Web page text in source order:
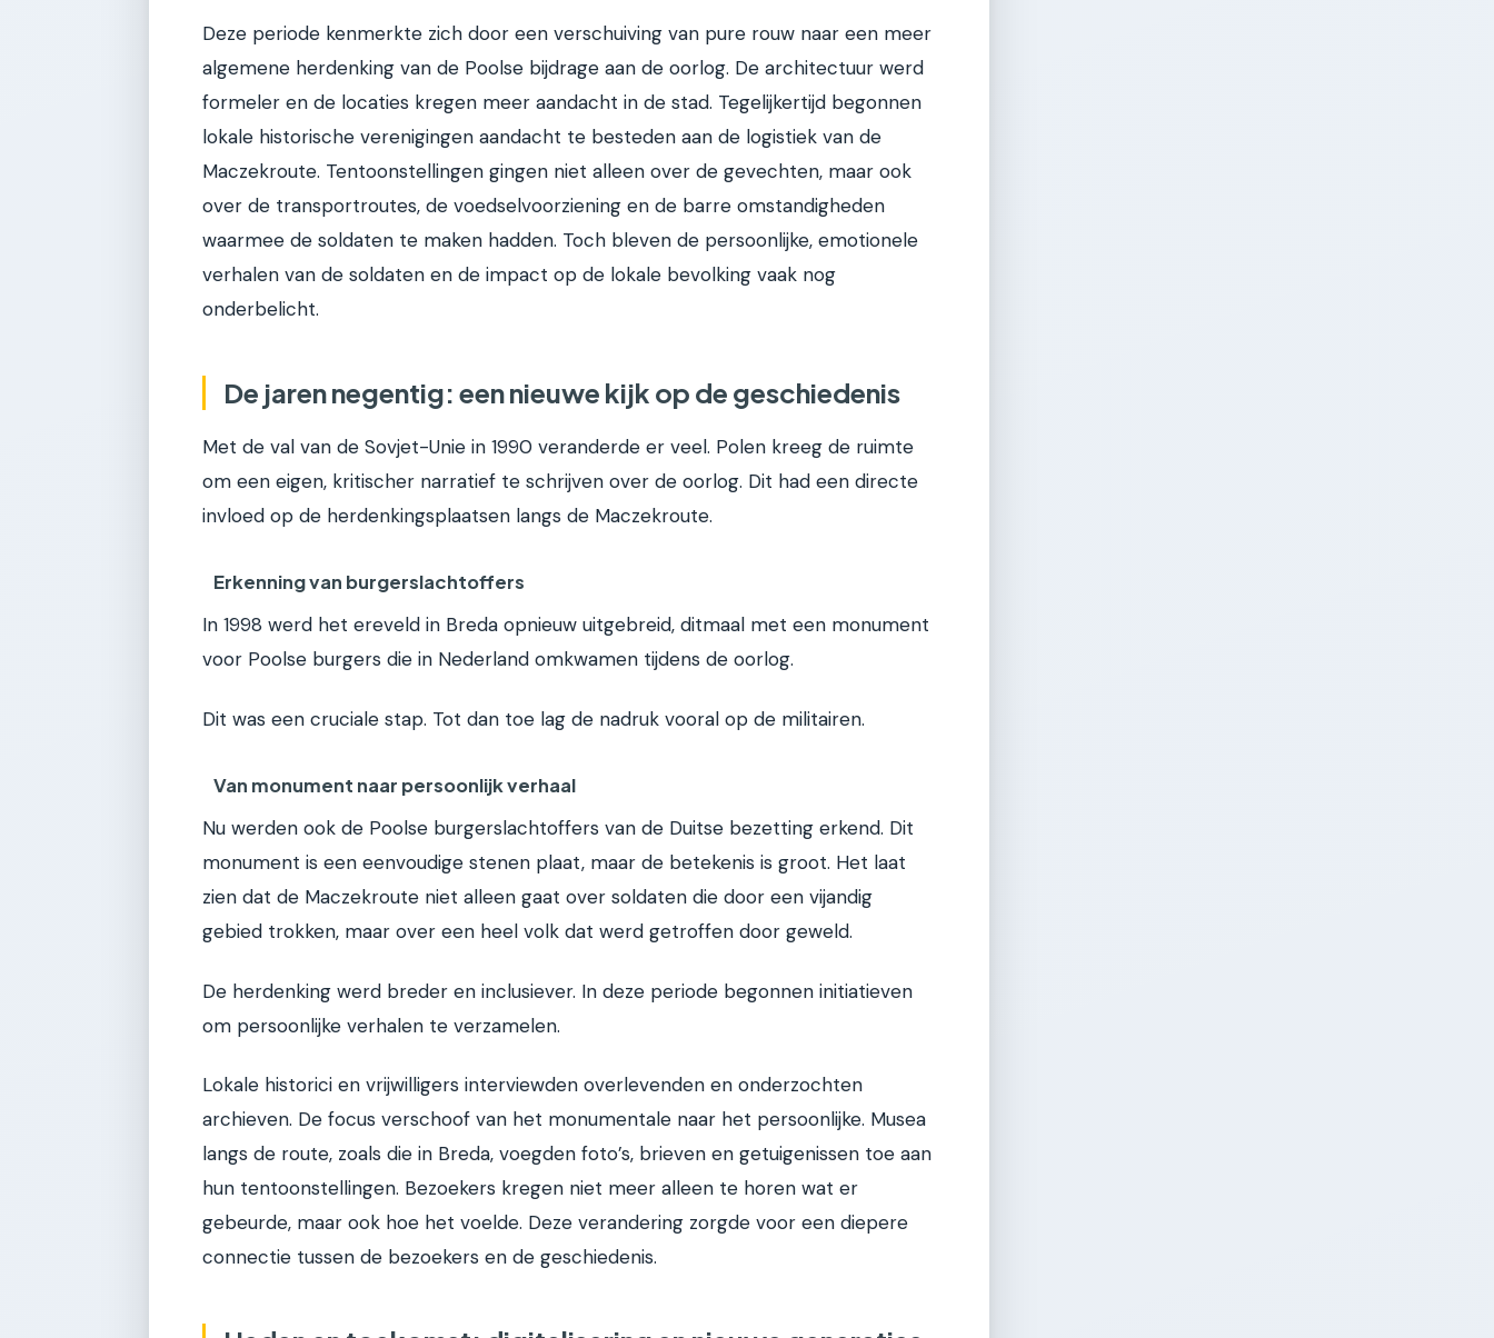
Deze periode kenmerkte zich door een verschuiving van pure rouw naar een meer
algemene herdenking van de Poolse bijdrage aan de oorlog. De architectuur werd
formeler en de locaties kregen meer aandacht in de stad. Tegelijkertijd begonnen
lokale historische verenigingen aandacht te besteden aan de logistiek van de
Maczekroute. Tentoonstellingen gingen niet alleen over de gevechten, maar ook
over de transportroutes, de voedselvoorziening en de barre omstandigheden
waarmee de soldaten te maken hadden. Toch bleven de persoonlijke, emotionele
verhalen van de soldaten en de impact op de lokale bevolking vaak nog
onderbelicht.
De jaren negentig: een nieuwe kijk op de geschiedenis
Met de val van de Sovjet-Unie in 1990 veranderde er veel. Polen kreeg de ruimte
om een eigen, kritischer narratief te schrijven over de oorlog. Dit had een directe
invloed op de herdenkingsplaatsen langs de Maczekroute.
Erkenning van burgerslachtoffers
In 1998 werd het ereveld in Breda opnieuw uitgebreid, ditmaal met een monument
voor Poolse burgers die in Nederland omkwamen tijdens de oorlog.
Dit was een cruciale stap. Tot dan toe lag de nadruk vooral op de militairen.
Van monument naar persoonlijk verhaal
Nu werden ook de Poolse burgerslachtoffers van de Duitse bezetting erkend. Dit
monument is een eenvoudige stenen plaat, maar de betekenis is groot. Het laat
zien dat de Maczekroute niet alleen gaat over soldaten die door een vijandig
gebied trokken, maar over een heel volk dat werd getroffen door geweld.
De herdenking werd breder en inclusiever. In deze periode begonnen initiatieven
om persoonlijke verhalen te verzamelen.
Lokale historici en vrijwilligers interviewden overlevenden en onderzochten
archieven. De focus verschoof van het monumentale naar het persoonlijke. Musea
langs de route, zoals die in Breda, voegden foto’s, brieven en getuigenissen toe aan
hun tentoonstellingen. Bezoekers kregen niet meer alleen te horen wat er
gebeurde, maar ook hoe het voelde. Deze verandering zorgde voor een diepere
connectie tussen de bezoekers en de geschiedenis.